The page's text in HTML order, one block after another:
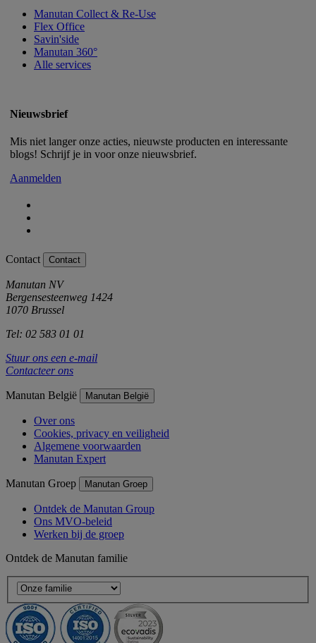
Manutan Collect & Re-Use
Flex Office
Savin'side
Manutan 360°
Alle services
Nieuwsbrief
Mis niet langer onze acties, nieuwste producten en interessante
blogs! Schrijf je in voor onze nieuwsbrief.
Aanmelden
Contact Contact
Manutan NV
Bergensesteenweg 1424
1070 Brussel
Tel: 02 583 01 01
Stuur ons een e-mail
Contacteer ons
Manutan België Manutan België
Over ons
Cookies, privacy en veiligheid
Algemene voorwaarden
Manutan Expert
Manutan Groep Manutan Groep
Ontdek de Manutan Group
Ons MVO-beleid
Werken bij de groep
Ontdek de Manutan familie